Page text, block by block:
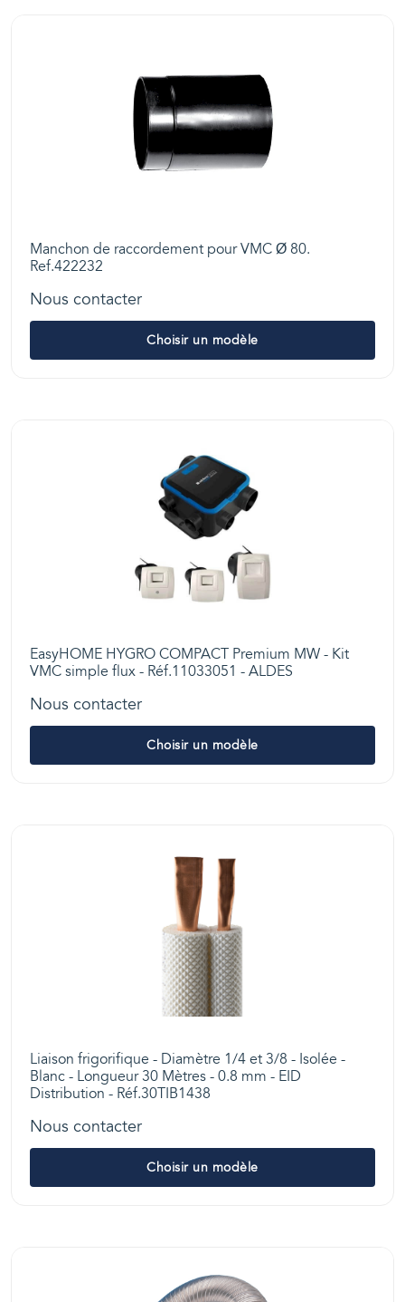
Manchon de raccordement pour VMC Ø 80.
Ref.422232
Nous contacter
Choisir un modèle
EasyHOME HYGRO COMPACT Premium MW - Kit
VMC simple flux - Réf.11033051 - ALDES
Nous contacter
Choisir un modèle
Liaison frigorifique - Diamètre 1/4 et 3/8 - Isolée -
Blanc - Longueur 30 Mètres - 0.8 mm - EID
Distribution - Réf.30TIB1438
Nous contacter
Choisir un modèle